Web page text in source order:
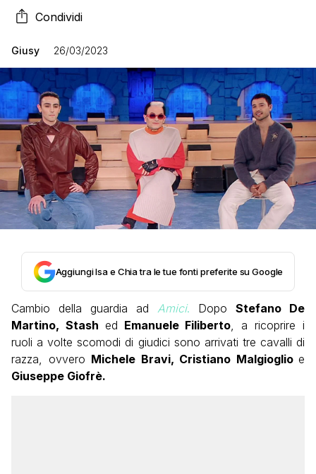
Condividi
Giusy 26/03/2023
Aggiungi Isa e Chia tra le tue fonti preferite su Google
Cambio della guardia ad Amici. Dopo Stefano De
Martino, Stash ed Emanuele Filiberto, a ricoprire i
ruoli a volte scomodi di giudici sono arrivati tre cavalli di
razza, ovvero Michele Bravi, Cristiano Malgioglio e
Giuseppe Giofrè.